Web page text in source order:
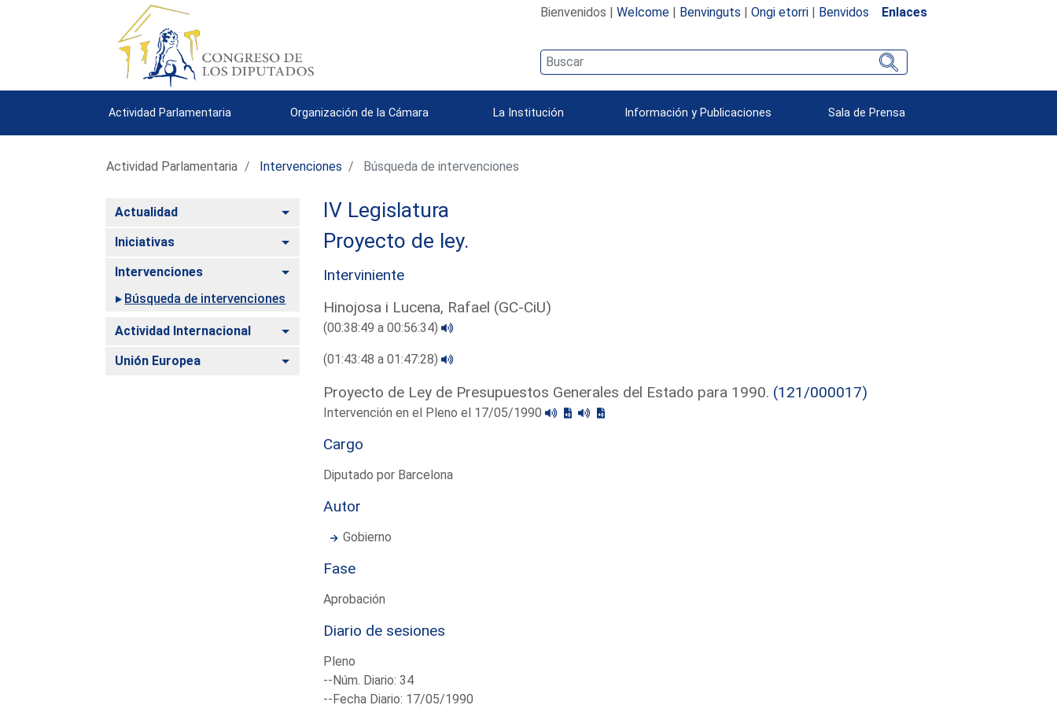
Bienvenidos | Welcome| Benvinguts | Ongi etorri| Benvidos Enlaces
Actividad Parlamentaria Organización de la Cámara La Institución Información y Publicaciones Sala de Prensa
Actividad Parlamentaria Intervenciones Búsqueda de intervenciones
Actualidad Alternar
Iniciativas Alternar
Intervenciones
Alternar
Búsqueda de intervenciones
Actividad Internacional Alternar
Unión Europea Alternar
IV Legislatura
Proyecto de ley.
Interviniente
Hinojosa i Lucena, Rafael (GC-CiU)
(00:38:49 a 00:56:34)
(01:43:48 a 01:47:28)
Proyecto de Ley de Presupuestos Generales del Estado para 1990. (121/000017)
Intervención en el Pleno el 17/05/1990
Cargo
Diputado por Barcelona
Autor
Gobierno
Fase
Aprobación
Diario de sesiones
Pleno
--Núm. Diario: 34
--Fecha Diario: 17/05/1990